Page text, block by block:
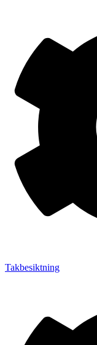
Takbesiktning